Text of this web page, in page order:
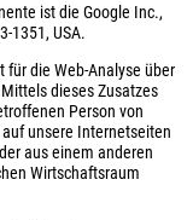
ist die Google Inc.,
1351, USA.
die Web-Analyse über
dieses Zusatzes
Person von
unsere Internetseiten
aus einem anderen
Wirtschaftsraum